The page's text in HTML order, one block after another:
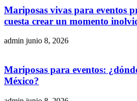
Mariposas vivas para eventos
cuesta crear un momento
admin junio 8, 2026
Mariposas para eventos:
México?